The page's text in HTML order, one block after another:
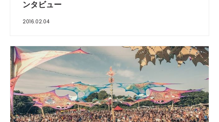
ンタビュー
2016.02.04